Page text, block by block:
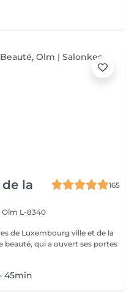
la
165
Olm L-8340
de Luxembourg ville et de la
qui a ouvert ses portes
45min